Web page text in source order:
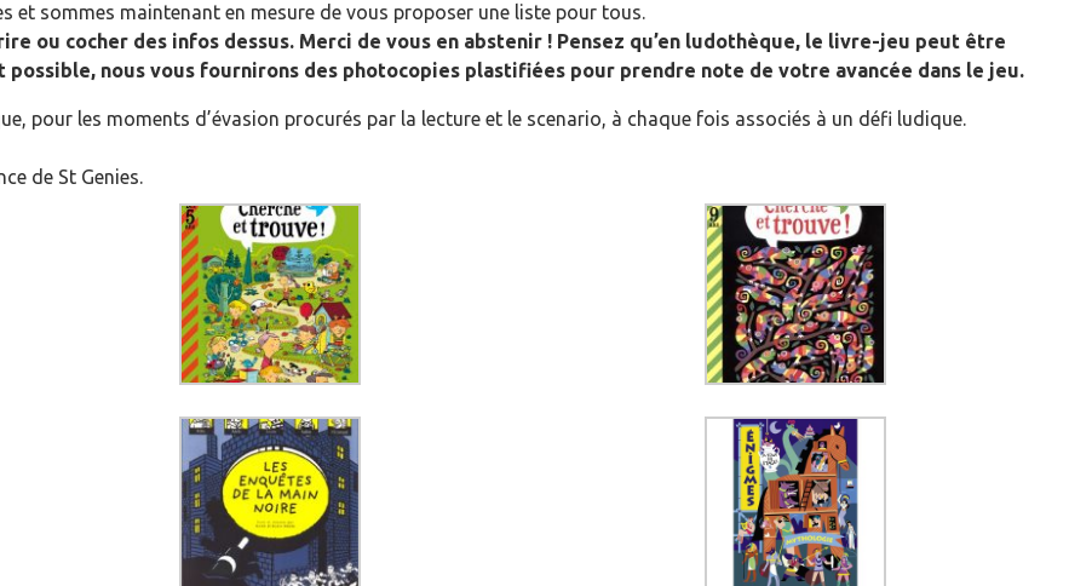
et sommes maintenant en mesure de vous proposer une liste pour tous.
ou cocher des infos dessus. Merci de vous en abstenir ! Pensez qu’en ludothèque, le livre-jeu peut être
possible, nous vous fournirons des photocopies plastifiées pour prendre note de votre avancée dans le jeu.
pour les moments d’évasion procurés par la lecture et le scenario, à chaque fois associés à un défi ludique.
de St Genies.